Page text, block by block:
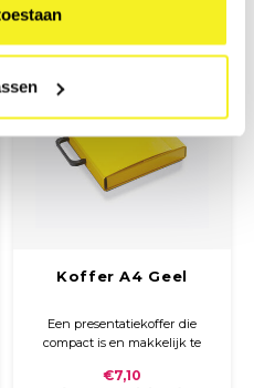
Koffer A4 Geel
Een presentatiekoffer die
compact is en makkelijk te
karton met handvat en zwart
€7,10